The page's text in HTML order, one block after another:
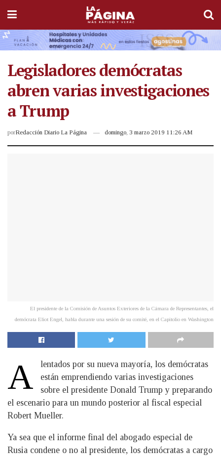
Legisladores demócratas
abren varias investigaciones
a Trump
porRedacción Diario La Página domingo, 3 marzo 2019 11:26 AM
El presidente de la Comisión de Asuntos Exteriores de la Cámara de Representantes, el
demócrata Eliot Engel, habla durante una sesión de su comité, en el Capitolio en Washington
A
lentados por su nueva mayoría, los demócratas
están emprendiendo varias investigaciones
sobre el presidente Donald Trump y preparando
el escenario para un mundo posterior al fiscal especial
Robert Mueller.
Ya sea que el informe final del abogado especial de
Rusia condene o no al presidente, los demócratas a cargo